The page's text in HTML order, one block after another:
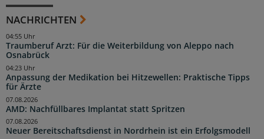
NACHRICHTEN
Traumberuf Arzt: Für die Weiterbildung von Aleppo nach
Osnabrück
04:55 Uhr
Anpassung der Medikation bei Hitzewellen: Praktische Tipps
für Ärzte
04:23 Uhr
AMD: Nachfüllbares Implantat statt Spritzen
07.08.2026
Neuer Bereitschaftsdienst in Nordrhein ist ein Erfolgsmodell
07.08.2026